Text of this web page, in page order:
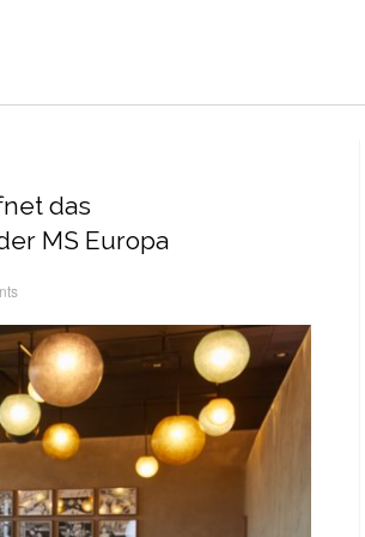
das
MS Europa